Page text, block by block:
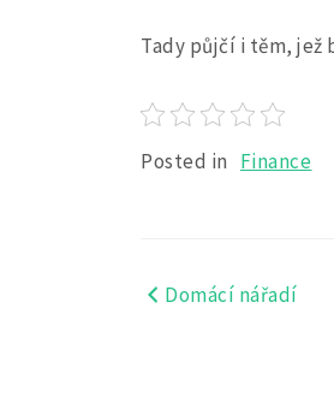
Tady půjčí i těm, jež
Posted in Finance
Navigace
Domácí nářadí